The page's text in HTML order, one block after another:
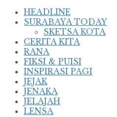
HEADLINE
SURABAYA TODAY
SKETSA KOTA
CERITA KITA
RANA
FIKSI & PUISI
INSPIRASI PAGI
JEJAK
JENAKA
JELAJAH
LENSA